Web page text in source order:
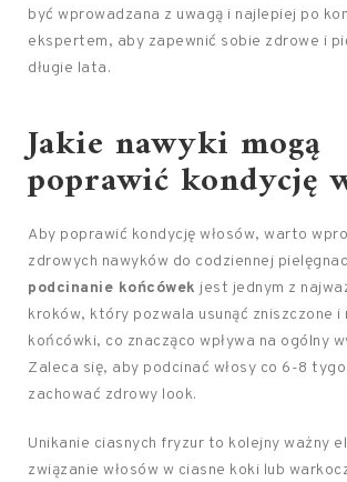
być wprowadzana z uwagą i najlepiej po
ekspertem, aby zapewnić sobie zdrowe i
długie lata.
Jakie nawyki mogą
poprawić kondycję
Aby poprawić kondycję włosów, warto
zdrowych nawyków do codziennej
podcinanie końcówek jest jednym z
kroków, który pozwala usunąć zniszczone i
końcówki, co znacząco wpływa na ogólny
Zaleca się, aby podcinać włosy co 6-8
zachować zdrowy look.
Unikanie ciasnych fryzur to kolejny ważny
związanie włosów w ciasne koki lub